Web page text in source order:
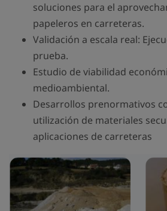
soluciones para el
papeleros en carreteras.
Validación a escala real:
prueba.
Estudio de viabilidad
medioambiental.
Desarrollos prenormativos
utilización de materiales
aplicaciones de carreteras